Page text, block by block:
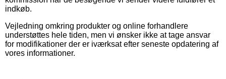
indkøb.
Vejledning omkring produkter og online forhandlere
understøttes hele tiden, men vi ønsker ikke at tage ansvar
for modifikationer der er iværksat efter seneste opdatering af
vores informationer.